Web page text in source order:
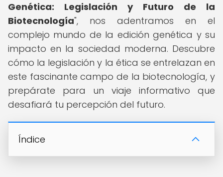
Genética: Legislación y Futuro de la
Biotecnología", nos adentramos en el
complejo mundo de la edición genética y su
impacto en la sociedad moderna. Descubre
cómo la legislación y la ética se entrelazan en
este fascinante campo de la biotecnología, y
prepárate para un viaje informativo que
desafiará tu percepción del futuro.
Índice